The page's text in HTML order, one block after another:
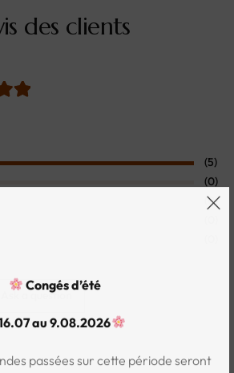
Congés d’été
au 9.08.2026
passées sur cette période seront
des clients
(5)
(0)
(0)
Ask a question